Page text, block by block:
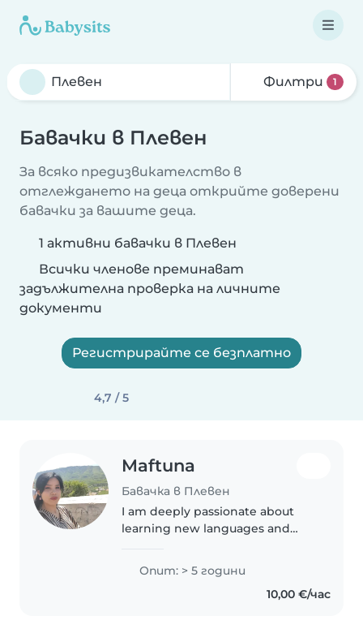
Филтри 1
Бавачки в Плевен
За всяко предизвикателство в
отглеждането на деца открийте доверени
бавачки за вашите деца.
1 активни бавачки в Плевен
Всички членове преминават
задължителна проверка на личните
документи
Регистрирайте се безплатно
4,7 / 5
Maftuna
Бавачка в Плевен
I am deeply passionate about
learning new languages and
world is full of innocence and
Опит: > 5 години
10,00 €/час